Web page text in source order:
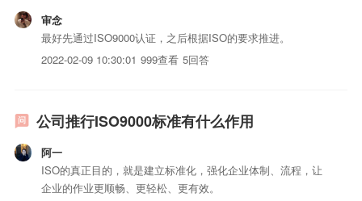
审念
最好先通过ISO9000认证，之后根据ISO的要求推进。
2022-02-09 10:30:01 999查看 5回答
公司推行ISO9000标准有什么作用
阿一
ISO的真正目的，就是建立标准化，强化企业体制、流程，让
企业的作业更顺畅、更轻松、更有效。